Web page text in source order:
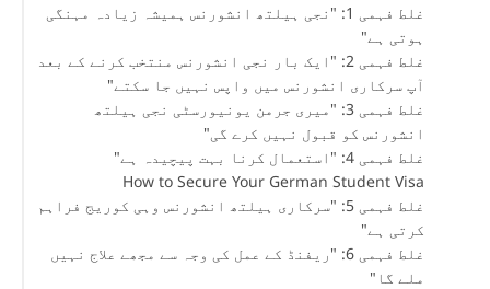
غلط فہمی 1: "نجی ہیلتھ انشورنس ہمیشہ زیادہ مہنگی
ہوتی ہے"
غلط فہمی 2: "ایک بار نجی انشورنس منتخب کرنے کے بعد
آپ سرکاری انشورنس میں واپس نہیں جا سکتے"
غلط فہمی 3: "میری جرمن یونیورسٹی نجی ہیلتھ
انشورنس کو قبول نہیں کرے گی"
غلط فہمی 4: "استعمال کرنا بہت پیچیدہ ہے"
How to Secure Your German Student Visa
غلط فہمی 5: "سرکاری ہیلتھ انشورنس وہی کوریج فراہم
کرتی ہے"
غلط فہمی 6: "ریفنڈ کے عمل کی وجہ سے مجھے علاج نہیں
ملے گا"